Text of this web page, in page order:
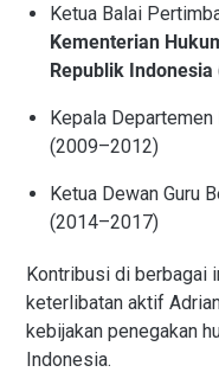
Ketua Balai
Kementerian
Republik Indonesia
Kepala
(2009–2012)
Ketua Dewan Guru
(2014–2017)
Kontribusi di berbagai
keterlibatan aktif
kebijakan penegakan
Indonesia.